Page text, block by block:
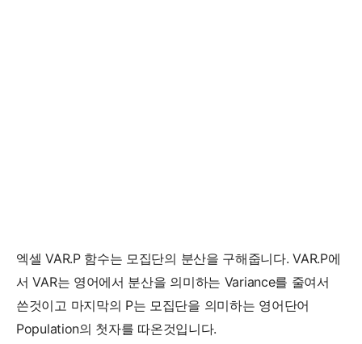
엑셀 VAR.P 함수는 모집단의 분산을 구해줍니다. VAR.P에
서 VAR는 영어에서 분산을 의미하는 Variance를 줄여서
쓴것이고 마지막의 P는 모집단을 의미하는 영어단어
Population의 첫자를 따온것입니다.